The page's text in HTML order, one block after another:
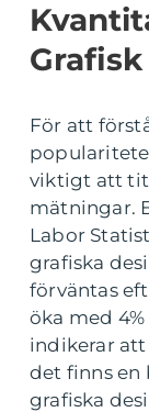
För att
viktigt att
mätningar.
Labor
grafiska
förväntas
öka med
indikerar
det finns en
grafiska